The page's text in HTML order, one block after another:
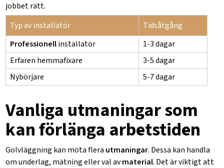
jobbet rätt.
Typ av installatör
Tidsåtgång
Professionellinstallatör
1-3 dagar
Erfaren hemmafixare
3-5 dagar
Nybörjare
5-7 dagar
Vanliga utmaningar som
kan förlänga arbetstiden
Golvläggning kan möta flera utmaningar. Dessa kan handla
om underlag, mätning eller val avmaterial. Det är viktigt att